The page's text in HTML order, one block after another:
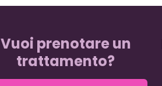
Vuoi prenotare un
trattamento?